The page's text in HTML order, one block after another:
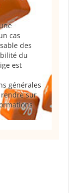
cas
des
du
est
générales
rendre sur